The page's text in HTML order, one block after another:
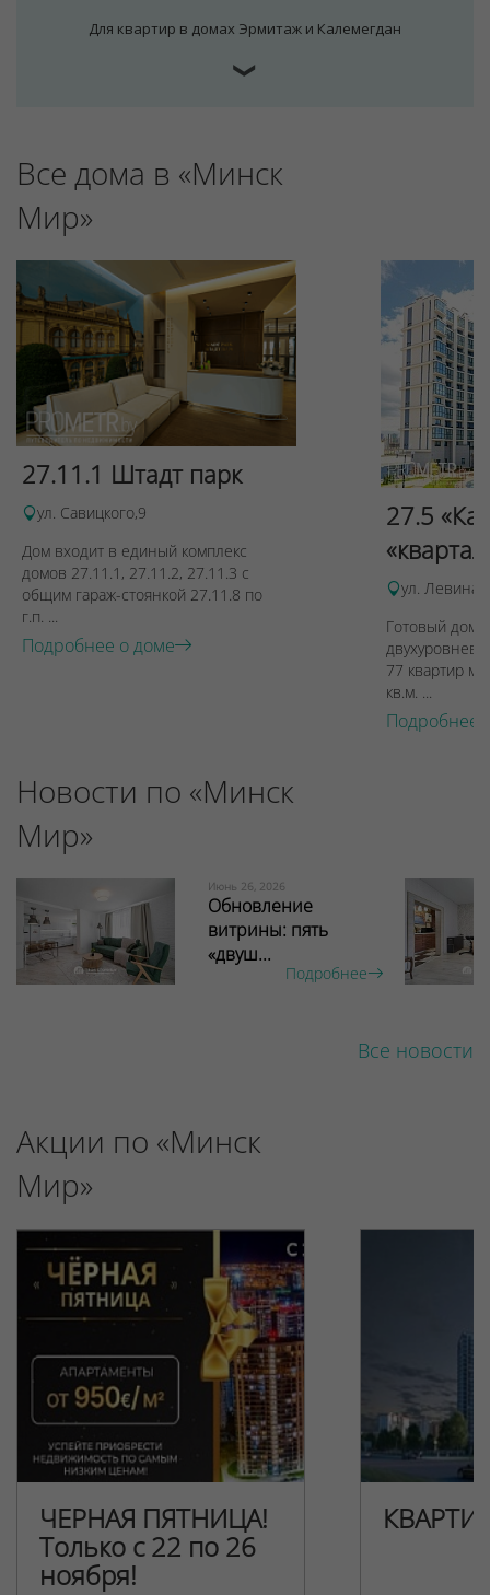
Для квартир в домах Эрмитаж и Калемегдан
❯
Все дома в «Минск
Мир»
27.11.1 Штадт парк
ул. Савицкого,9
Дом входит в единый комплекс
домов 27.11.1, 27.11.2, 27.11.3 с
общим гараж-стоянкой 27.11.8 по
г.п. ...
Подробнее о доме
27.5
ул. Левина,
Готовый дом
77 квартир
кв.м. ...
Подробнее
Новости по «Минск
Мир»
Июнь 26, 2026
Обновление
витрины: пять
«двуш...
Подробнее
Все новости
Акции по «Минск
Мир»
ЧЕРНАЯ ПЯТНИЦА!
Только с 22 по 26
ноября!